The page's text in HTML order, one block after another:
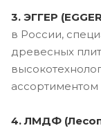
3. ЭГГЕР
в России,
древесных
4. ЛМДФ